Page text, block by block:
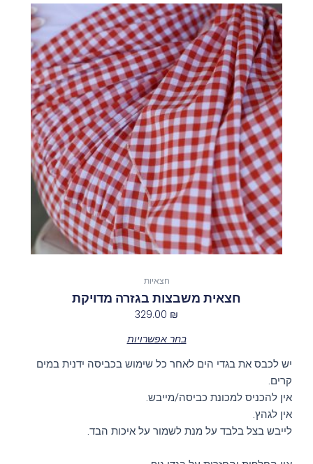
חצאיות
חצאית משבצות בגזרה מדויקת
329.00 ₪
בחר אפשרויות
למוצר
זה
יש
מספר
סוגים.
ניתן
לבחור
את
האפשרויות
בעמוד
המוצר
יש לכבס את בגדי הים לאחר כל שימוש בכביסה ידנית במים
קרים.
אין להכניס למכונת כביסה/מייבש.
אין לגהץ.
לייבש בצל בלבד על מנת לשמור על איכות הבד.